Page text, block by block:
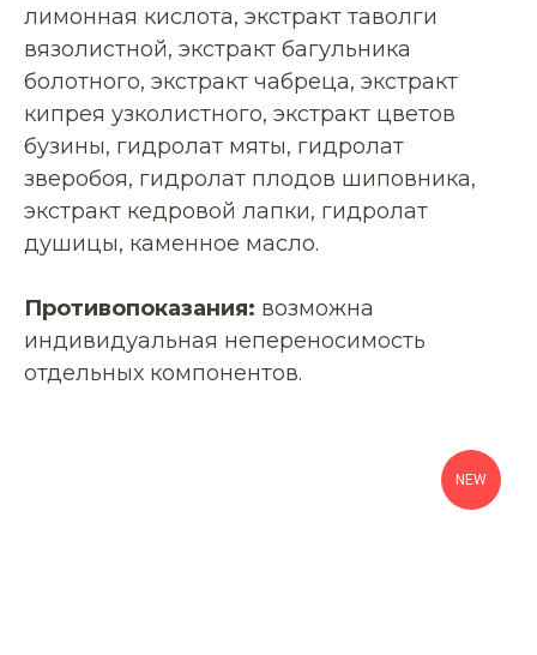
лимонная кислота, экстракт таволги
вязолистной, экстракт багульника
болотного, экстракт чабреца, экстракт
кипрея узколистного, экстракт цветов
бузины, гидролат мяты, гидролат
зверобоя, гидролат плодов шиповника,
экстракт кедровой лапки, гидролат
душицы, каменное масло.
Противопоказания: возможна
индивидуальная непереносимость
отдельных компонентов.
NEW